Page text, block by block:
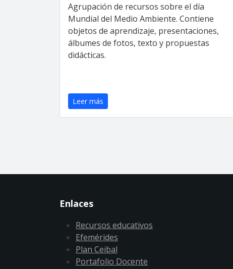
Agrupación de recursos sobre el día
Mundial del Medio Ambiente. Contiene
objetos de aprendizaje, presentaciones,
álbumes de fotos, texto y propuestas
didácticas.
Leer más
Enlaces
Recursos educativos
Efemérides
Plan Ceibal
Portafolio Docente